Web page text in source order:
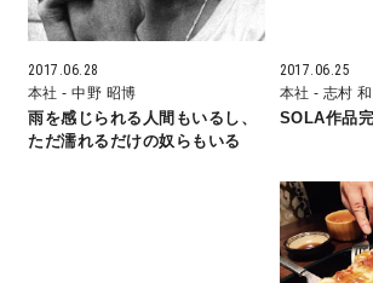
nattoku住宅 10のこだわり
理想の暮らしを引き出すデザイ
家具まで標準仕様の空間コーデ
身体に優しい自然素材の家
2017.06.28
本社- 中野 昭博
雨を感じられる人間もいるし、
ただ濡れるだけの奴らもいる
2017.06.25
本社 - 志村
SOLA作品完